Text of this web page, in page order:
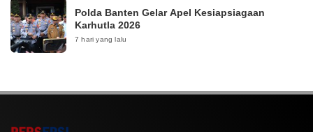
Polda Banten Gelar Apel Kesiapsiagaan
Karhutla 2026
7 hari yang lalu